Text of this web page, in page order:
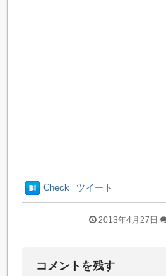
Check ツイート
2013年4月27日
コメントを残す